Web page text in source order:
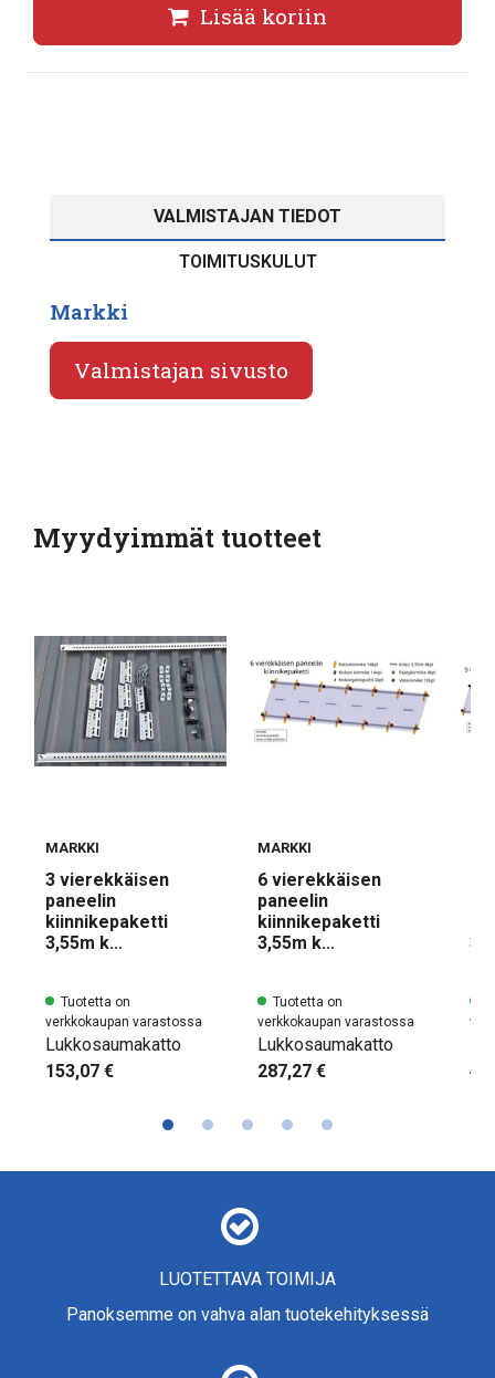
Lisää koriin
VALMISTAJAN TIEDOT
TOIMITUSKULUT
Markki
Valmistajan sivusto
Myydyimmät tuotteet
MARKKI
3 vierekkäisen
paneelin
kiinnikepaketti
3,55m k...
Tuotetta on
verkkokaupan varastossa
Lukkosaumakatto
153,07 €
MARKKI
6 vierekkäisen
paneelin
kiinnikepaketti
3,55m k...
Tuotetta on
verkkokaupan varastossa
Lukkosaumakatto
287,27 €
LUOTETTAVA TOIMIJA
Panoksemme on vahva alan tuotekehityksessä